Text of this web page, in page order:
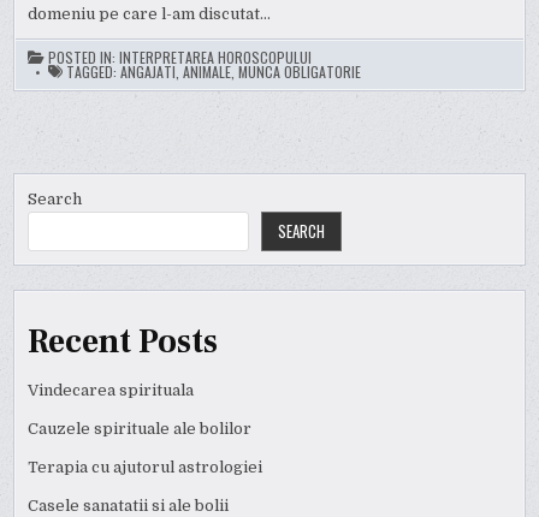
domeniu pe care l-am discutat…
POSTED IN:INTERPRETAREA HOROSCOPULUI
TAGGED:ANGAJATI ,ANIMALE ,MUNCA OBLIGATORIE
Search
SEARCH
Recent Posts
Vindecarea spirituala
Cauzele spirituale ale bolilor
Terapia cu ajutorul astrologiei
Casele sanatatii si ale bolii